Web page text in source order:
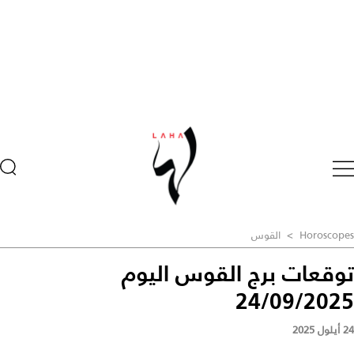
Horoscopes
> القوس
توقعات برج القوس اليوم
24/09/2025
24 أيلول 2025